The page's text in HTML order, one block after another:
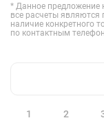
* Данное предложение
все расчеты являются
наличие конкретного
по контактным
1 2